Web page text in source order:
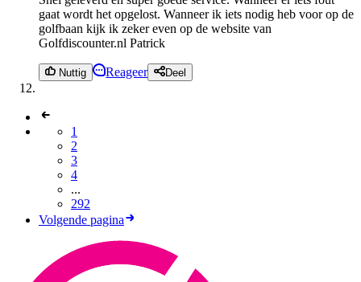
gaat wordt het opgelost. Wanneer ik iets nodig heb voor op de
golfbaan kijk ik zeker even op de website van
Golfdiscounter.nl Patrick
Nuttig Reageer Deel
1
2
3
4
...
292
Volgende pagina